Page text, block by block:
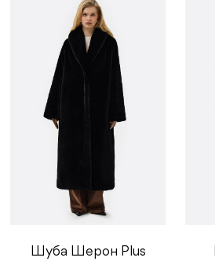
Шуба Шерон Plus